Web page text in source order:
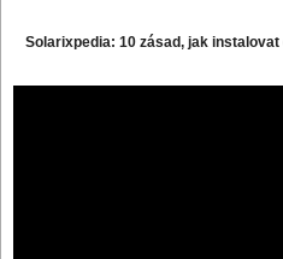
Solarixpedia: 10 zásad, jak